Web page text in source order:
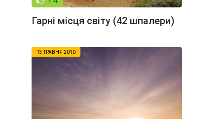
Гарні місця світу (42 шпалери)
13 ТРАВНЯ 2010